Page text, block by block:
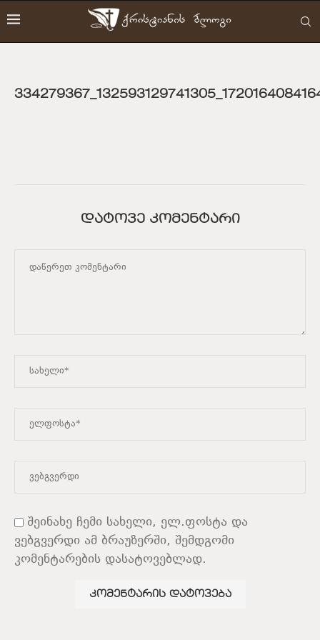
ᲓᲐᲢᲝᲕᲔ ᲙᲝᲛᲔᲜᲢᲐᲠᲘ
შეინახე ჩემი სახელი, ელ.ფოსტა და
ვებგვერდი ამ ბრაუზერში, შემდგომი
კომენტარების დასატოვებლად.